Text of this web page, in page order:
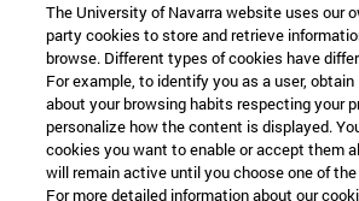
Napoleón III tenía su propio proyecto
la libre integración o separación de
identidades nacionales del viejo
ejemplo de ello fue la Guerra de
Temiendo que el decadente Imperio
siendo vasallo de Rusia, el
Reino Unido y al Reino de Cerdeña,
The University of Navarra website uses our
party cookies to store and retrieve
browse. Different types of cookies have
For example, to identify you as a user,
about your browsing habits respecting your
personalize how the content is displayed.
cookies you want to enable or accept them
will remain active until you choose one of
For more detailed information about our